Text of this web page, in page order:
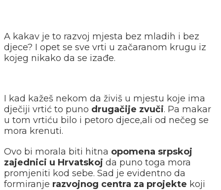
A kakav je to razvoj mjesta bez mladih i bez
djece? I opet se sve vrti u začaranom krugu iz
kojeg nikako da se izađe.
I kad kažeš nekom da živiš u mjestu koje ima
dječiji vrtić to puno drugačije zvuči. Pa makar
u tom vrtiću bilo i petoro djece,ali od nečeg se
mora krenuti.
Ovo bi morala biti hitna opomena srpskoj
zajednici u Hrvatskoj da puno toga mora
promjeniti kod sebe. Sad je evidentno da
formiranje razvojnog centra za projekte koji